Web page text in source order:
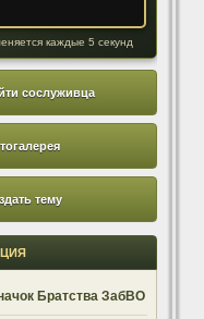
каждые 5 секунд
сослуживца
тему
Братства ЗабВО